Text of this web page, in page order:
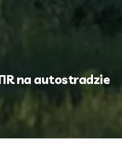
na autostradzie